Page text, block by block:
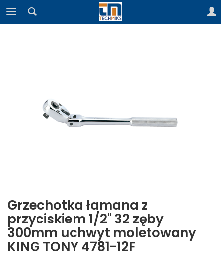
Grzechotka łamana z
przyciskiem 1/2" 32 zęby
300mm uchwyt moletowany
KING TONY 4781-12F